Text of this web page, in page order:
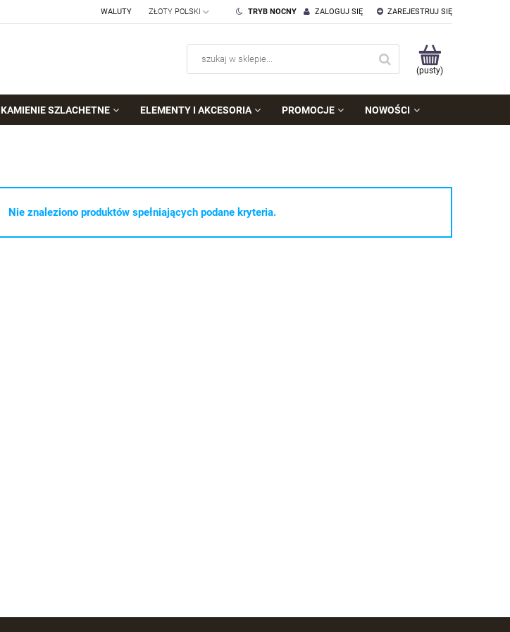
ZAREJESTRUJ SIĘ
ZALOGUJ SIĘ
TRYB NOCNY
WALUTY
(pusty)
KAMIENIE SZLACHETNE ELEMENTY I AKCESORIA PROMOCJE NOWOŚCI
Nie znaleziono produktów spełniających podane kryteria.